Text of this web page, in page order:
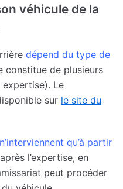
véhicule de la
dépend du type de
constitue de plusieurs
expertise). Le
sur le site du
qu’à partir
l’expertise, en
peut procéder